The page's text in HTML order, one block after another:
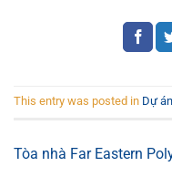
This entry was posted in Dự án
Tòa nhà Far Eastern